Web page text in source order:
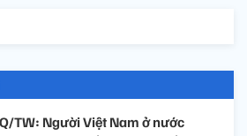
TW: Người Việt Nam ở nước